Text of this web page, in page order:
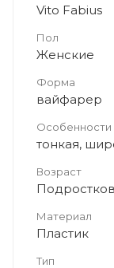
Vito Fabius
Пол
Женские
Форма
вайфарер
Особенности
тонкая,
Возраст
Материал
Пластик
Тип